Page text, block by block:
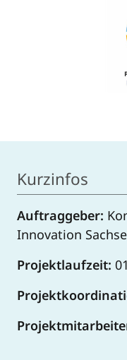
Kurzinfos
Auftraggeber:
Innovation
Projektlaufzeit: